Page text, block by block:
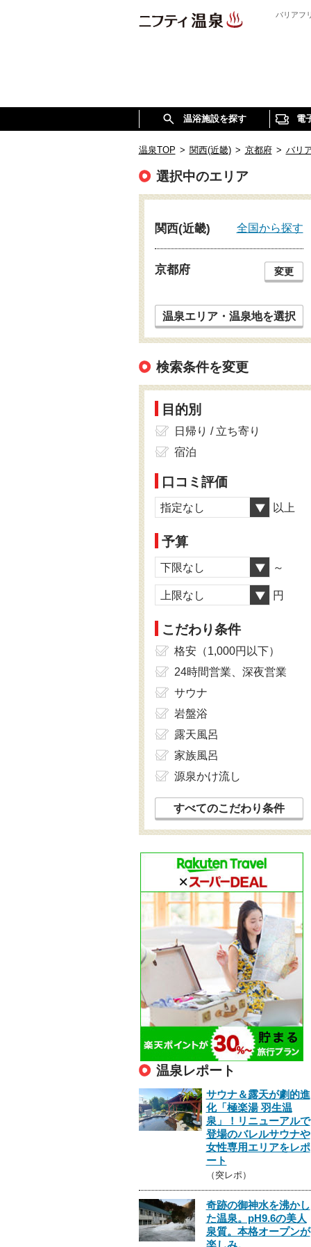
バリアフ
温浴施設を探す 電
温泉TOP > 関西(近畿) > 京都府 > バリ
選択中のエリア
関西(近畿) 全国から探す
京都府 変更
温泉エリア・温泉地を選択
検索条件を変更
目的別
日帰り / 立ち寄り
宿泊
口コミ評価
指定なし 以上
予算
下限なし ～
上限なし 円
こだわり条件
格安（1,000円以下）
24時間営業、深夜営業
サウナ
岩盤浴
露天風呂
家族風呂
源泉かけ流し
すべてのこだわり条件
温泉レポート
サウナ＆露天が劇的進
化「極楽湯 羽生温
泉」！リニューアルで
登場のバレルサウナや
女性専用エリアをレポ
ート
（突レポ）
奇跡の御神水を沸かし
た温泉。pH9.6の美人
泉質。本格オープンが